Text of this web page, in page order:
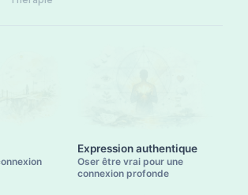
Expression authentique
Oser être vrai pour une
connexion profonde